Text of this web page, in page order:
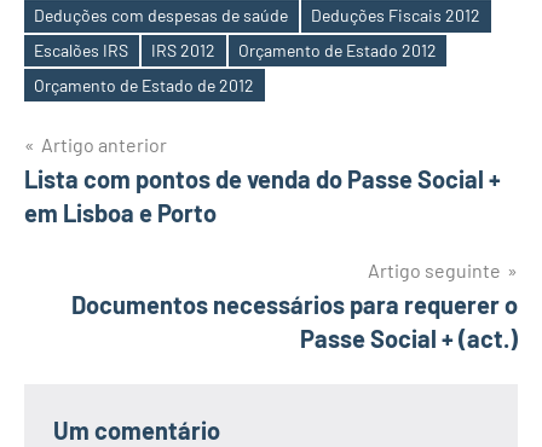
Etiquetas
Deduções com despesas de saúde
Deduções Fiscais 2012
Escalões IRS
IRS 2012
Orçamento de Estado 2012
Orçamento de Estado de 2012
Navegação
de
Artigo anterior
Lista com pontos de venda do Passe Social +
em Lisboa e Porto
Artigo seguinte
Documentos necessários para requerer o
Passe Social + (act.)
Um comentário